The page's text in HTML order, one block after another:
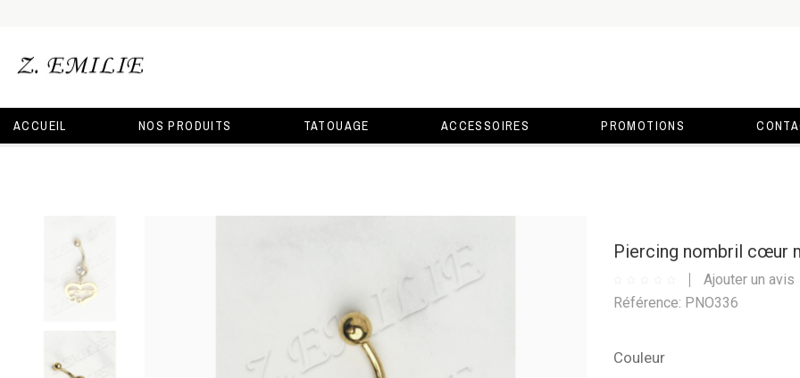
ACCUEIL NOS PRODUITS TATOUAGE ACCESSOIRES PROMOTIONS
Piercing nombril cœur
Ajouter un avis
Référence: PNO336
Couleur